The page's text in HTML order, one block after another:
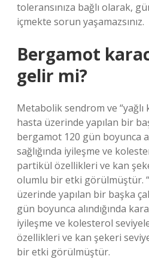
toleransınıza bağlı olarak,
içmekte sorun yaşamazsınız.
Bergamot
gelir mi?
Metabolik sendrom ve “yağlı
hasta üzerinde yapılan bir
bergamot 120 gün boyunca
sağlığında iyileşme ve
partikül özellikleri ve kan
olumlu bir etki görülmüştür.
üzerinde yapılan bir başka
gün boyunca alındığında
iyileşme ve kolesterol
özellikleri ve kan şekeri
bir etki görülmüştür.